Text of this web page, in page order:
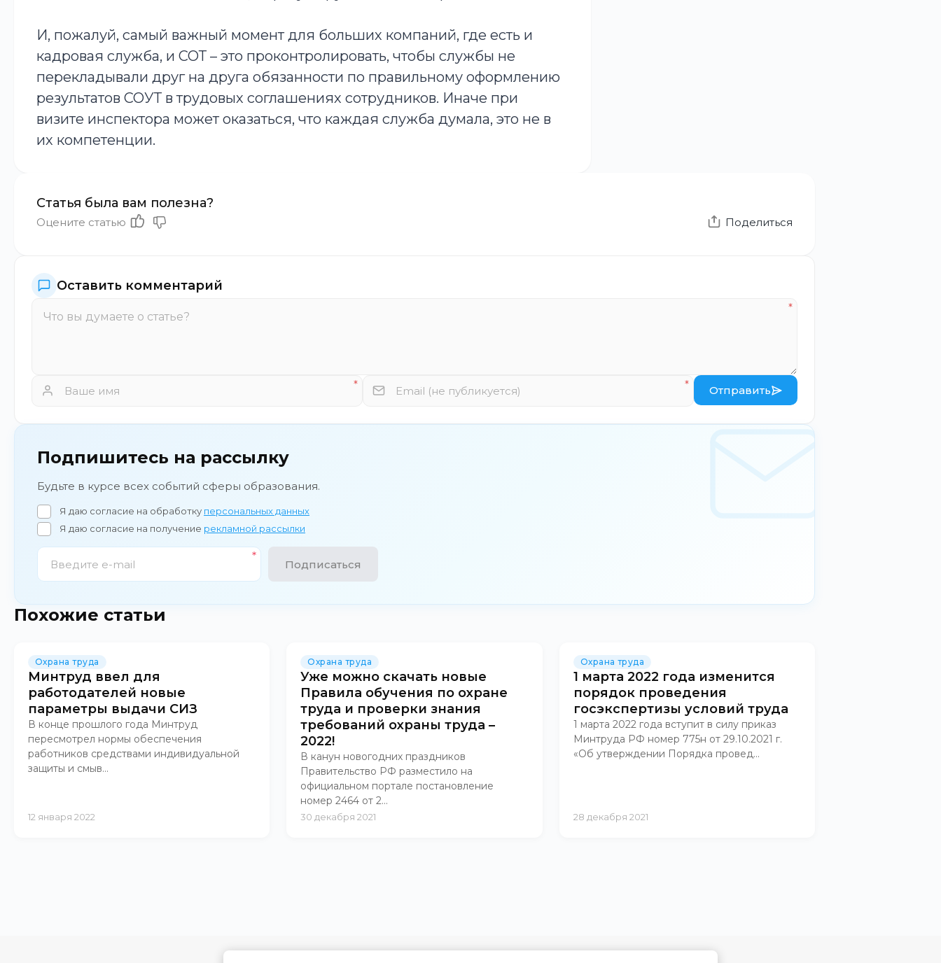
И, пожалуй, самый важный момент для больших компаний, где есть и
кадровая служба, и СОТ – это проконтролировать, чтобы службы не
перекладывали друг на друга обязанности по правильному оформлению
результатов СОУТ в трудовых соглашениях сотрудников. Иначе при
визите инспектора может оказаться, что каждая служба думала, это не в
их компетенции.
Статья была вам полезна?
Оцените статью Поделиться
Оставить комментарий
Отправить
Подпишитесь на рассылку
Будьте в курсе всех событий сферы образования.
Я даю согласие на обработку персональных данных
Я даю согласие на получение рекламной рассылки
Подписаться
Похожие статьи
Охрана труда
Минтруд ввел для
работодателей новые
параметры выдачи СИЗ
В конце прошлого года Минтруд
пересмотрел нормы обеспечения
работников средствами индивидуальной
защиты и смыв...
12 января 2022
Охрана труда
Уже можно скачать новые
Правила обучения по охране
труда и проверки знания
требований охраны труда –
2022!
В канун новогодних праздников
Правительство РФ разместило на
официальном портале постановление
номер 2464 от 2...
30 декабря 2021
Охрана труда
1 марта 2022 года изменится
порядок проведения
госэкспертизы условий труда
1 марта 2022 года вступит в силу приказ
Минтруда РФ номер 775н от 29.10.2021 г.
«Об утверждении Порядка провед...
28 декабря 2021